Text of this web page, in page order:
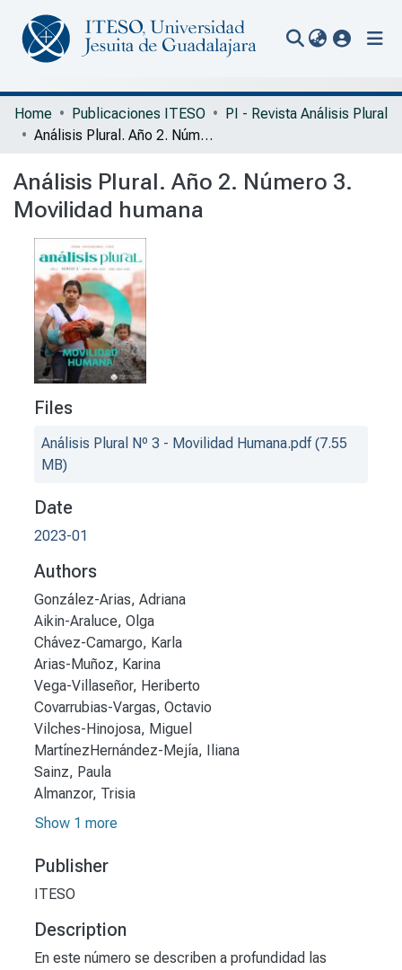
Communities & Collections
All of Repository
Statistics
Portal Biblioteca
Home Publicaciones ITESO
PI - Revista Análisis Plural
Análisis Plural. Año 2. Número 3. Movilidad humana
Análisis Plural. Año 2. Número 3.
Movilidad humana
Files
Análisis Plural Nº 3 - Movilidad Humana.pdf(7.55
MB)
Date
2023-01
Authors
González-Arias, Adriana
Aikin-Araluce, Olga
Chávez-Camargo, Karla
Arias-Muñoz, Karina
Vega-Villaseñor, Heriberto
Covarrubias-Vargas, Octavio
Vilches-Hinojosa, Miguel
MartínezHernández-Mejía, Iliana
Sainz, Paula
Almanzor, Trisia
Show 1 more
Publisher
ITESO
Description
En este número se describen a profundidad las